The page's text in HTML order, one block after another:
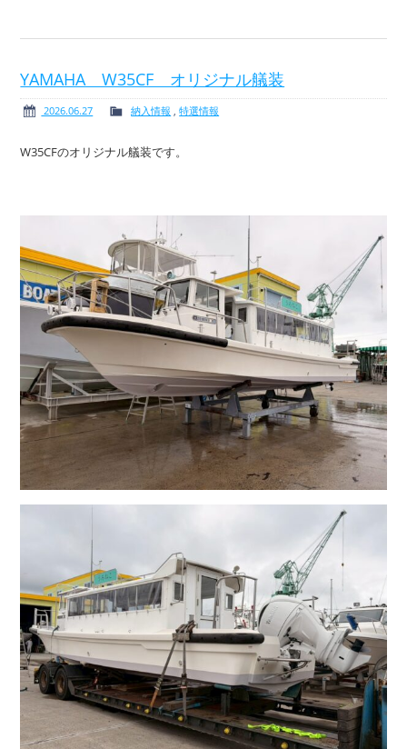
YAMAHA W35CF オリジナル艤装
2026.06.27 納入情報 ,特選情報
W35CFのオリジナル艤装です。